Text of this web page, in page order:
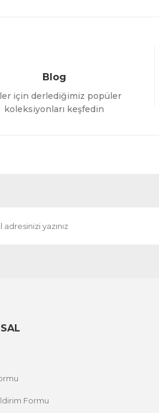
Blog
için derlediğimiz popüler
koleksiyonları keşfedin
Formu